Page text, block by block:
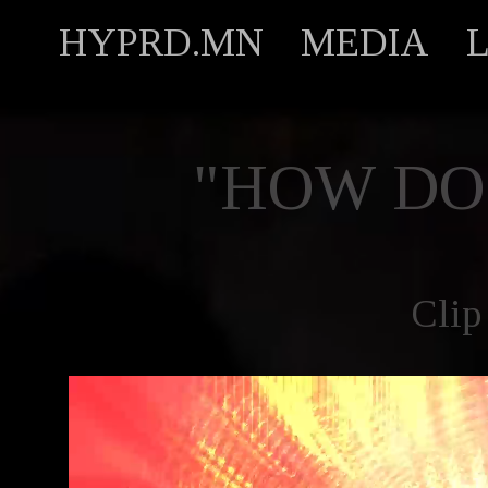
HYPRD.MN MEDIA
"HOW